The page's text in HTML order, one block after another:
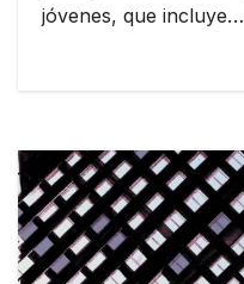
jóvenes, que incluye…